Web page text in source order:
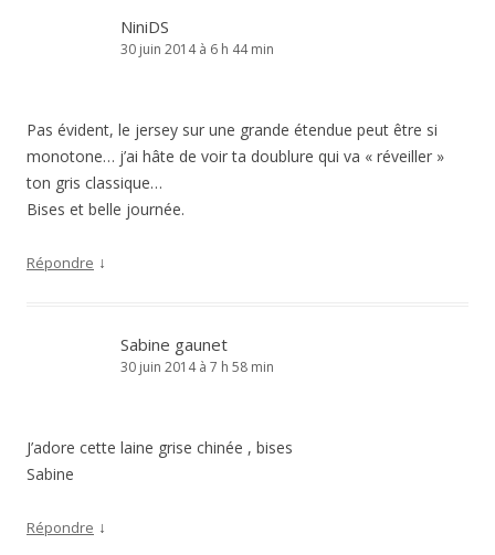
NiniDS
30 juin 2014 à 6 h 44 min
Pas évident, le jersey sur une grande étendue peut être si
monotone… j’ai hâte de voir ta doublure qui va « réveiller »
ton gris classique…
Bises et belle journée.
Répondre ↓
Sabine gaunet
30 juin 2014 à 7 h 58 min
J’adore cette laine grise chinée , bises
Sabine
Répondre ↓